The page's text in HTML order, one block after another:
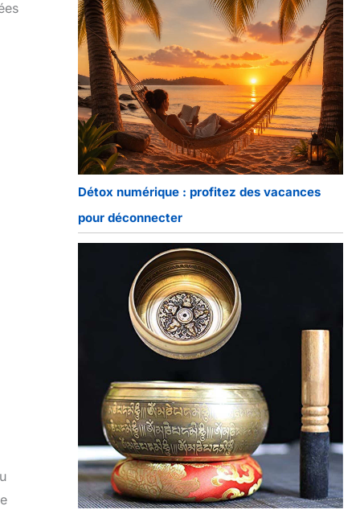
Détox numérique : profitez des vacances
pour déconnecter